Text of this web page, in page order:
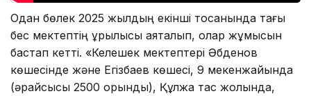
Одан бөлек 2025 жылдың екінші тоқсанында тағы
бес мектептің құрылысы аяқталып, олар жұмысын
бастап кетті. «Келешек мектептері Әбденов
көшесінде және Егізбаев көшесі, 9 мекенжайында
(әрқайсысы 2500 орындық), Құлжа тас жолында,